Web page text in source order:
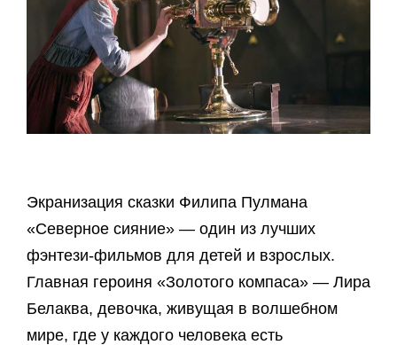
Экранизация сказки Филипа Пулмана
«Северное сияние» — один из лучших
фэнтези-фильмов для детей и взрослых.
Главная героиня «Золотого компаса» — Лира
Белаква, девочка, живущая в волшебном
мире, где у каждого человека есть